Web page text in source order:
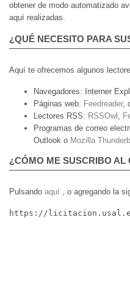
obtener de modo automatizado
aquí realizadas.
¿QUÉ NECESITO PARA
Aquí te ofrecemos algunos
Navegadores: Interner
Páginas web: Feedreader,
Lectores RSS: RSSOwl ,
Programas de correo
Outlook o Mozilla
¿CÓMO ME SUSCRIBO AL
Pulsando aquí , o agregando la
https://